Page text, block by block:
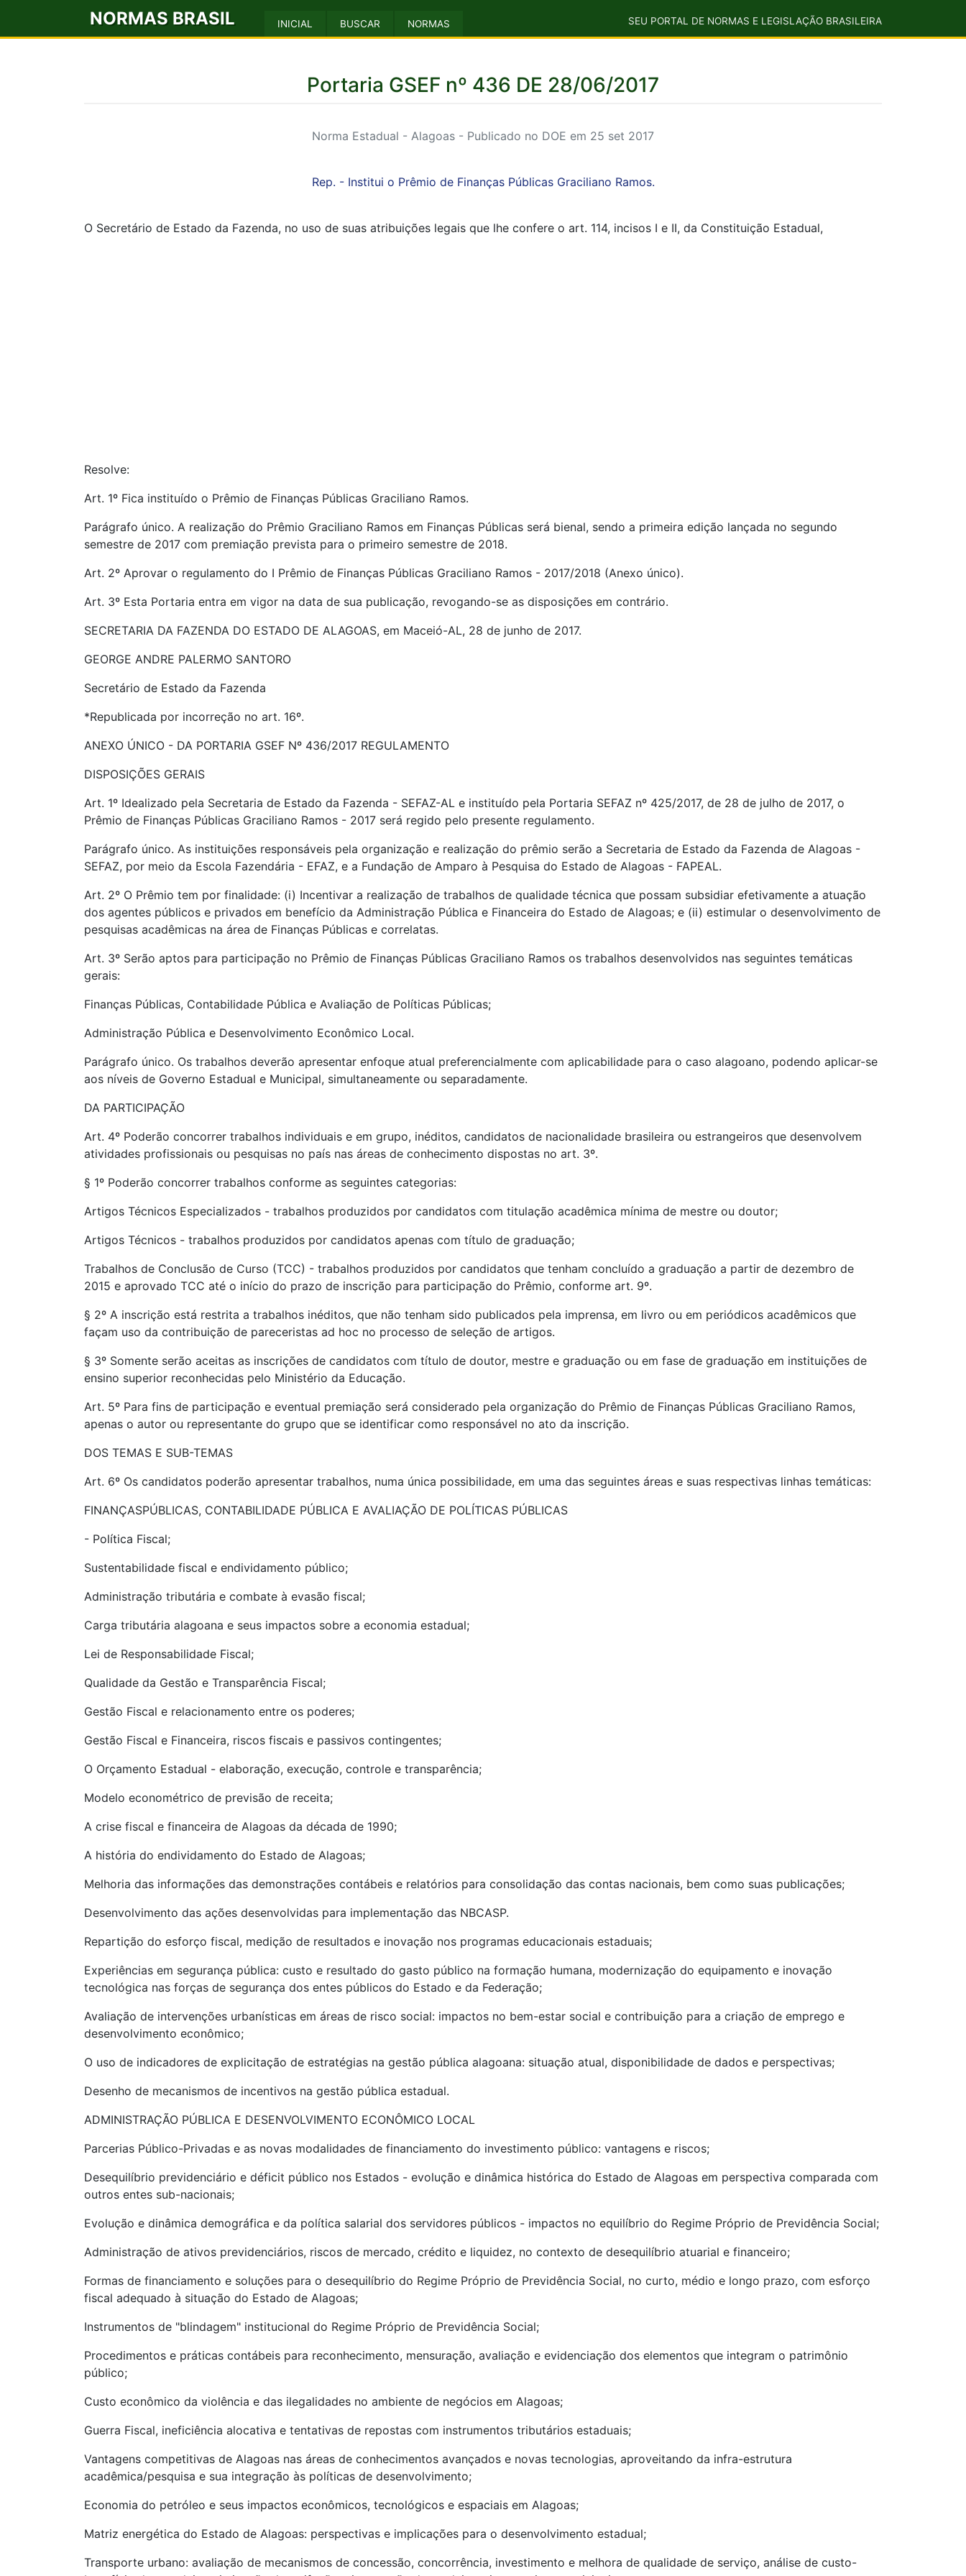
NORMAS BRASIL INICIAL BUSCAR NORMAS SEU PORTAL DE NORMAS E LEGISLAÇÃO BRASILEIRA
Portaria GSEF nº 436 DE 28/06/2017
Norma Estadual - Alagoas - Publicado no DOE em 25 set 2017
Rep. - Institui o Prêmio de Finanças Públicas Graciliano Ramos.
O Secretário de Estado da Fazenda, no uso de suas atribuições legais que lhe confere o art. 114, incisos I e II, da Constituição Estadual,
Resolve:
Art. 1º Fica instituído o Prêmio de Finanças Públicas Graciliano Ramos.
Parágrafo único. A realização do Prêmio Graciliano Ramos em Finanças Públicas será bienal, sendo a primeira edição lançada no segundo
semestre de 2017 com premiação prevista para o primeiro semestre de 2018.
Art. 2º Aprovar o regulamento do I Prêmio de Finanças Públicas Graciliano Ramos - 2017/2018 (Anexo único).
Art. 3º Esta Portaria entra em vigor na data de sua publicação, revogando-se as disposições em contrário.
SECRETARIA DA FAZENDA DO ESTADO DE ALAGOAS, em Maceió-AL, 28 de junho de 2017.
GEORGE ANDRE PALERMO SANTORO
Secretário de Estado da Fazenda
*Republicada por incorreção no art. 16º.
ANEXO ÚNICO - DA PORTARIA GSEF Nº 436/2017 REGULAMENTO
DISPOSIÇÕES GERAIS
Art. 1º Idealizado pela Secretaria de Estado da Fazenda - SEFAZ-AL e instituído pela Portaria SEFAZ nº 425/2017, de 28 de julho de 2017, o
Prêmio de Finanças Públicas Graciliano Ramos - 2017 será regido pelo presente regulamento.
Parágrafo único. As instituições responsáveis pela organização e realização do prêmio serão a Secretaria de Estado da Fazenda de Alagoas -
SEFAZ, por meio da Escola Fazendária - EFAZ, e a Fundação de Amparo à Pesquisa do Estado de Alagoas - FAPEAL.
Art. 2º O Prêmio tem por finalidade: (i) Incentivar a realização de trabalhos de qualidade técnica que possam subsidiar efetivamente a atuação
dos agentes públicos e privados em benefício da Administração Pública e Financeira do Estado de Alagoas; e (ii) estimular o desenvolvimento de
pesquisas acadêmicas na área de Finanças Públicas e correlatas.
Art. 3º Serão aptos para participação no Prêmio de Finanças Públicas Graciliano Ramos os trabalhos desenvolvidos nas seguintes temáticas
gerais:
Finanças Públicas, Contabilidade Pública e Avaliação de Políticas Públicas;
Administração Pública e Desenvolvimento Econômico Local.
Parágrafo único. Os trabalhos deverão apresentar enfoque atual preferencialmente com aplicabilidade para o caso alagoano, podendo aplicar-se
aos níveis de Governo Estadual e Municipal, simultaneamente ou separadamente.
DA PARTICIPAÇÃO
Art. 4º Poderão concorrer trabalhos individuais e em grupo, inéditos, candidatos de nacionalidade brasileira ou estrangeiros que desenvolvem
atividades profissionais ou pesquisas no país nas áreas de conhecimento dispostas no art. 3º.
§ 1º Poderão concorrer trabalhos conforme as seguintes categorias:
Artigos Técnicos Especializados - trabalhos produzidos por candidatos com titulação acadêmica mínima de mestre ou doutor;
Artigos Técnicos - trabalhos produzidos por candidatos apenas com título de graduação;
Trabalhos de Conclusão de Curso (TCC) - trabalhos produzidos por candidatos que tenham concluído a graduação a partir de dezembro de
2015 e aprovado TCC até o início do prazo de inscrição para participação do Prêmio, conforme art. 9º.
§ 2º A inscrição está restrita a trabalhos inéditos, que não tenham sido publicados pela imprensa, em livro ou em periódicos acadêmicos que
façam uso da contribuição de pareceristas ad hoc no processo de seleção de artigos.
§ 3º Somente serão aceitas as inscrições de candidatos com título de doutor, mestre e graduação ou em fase de graduação em instituições de
ensino superior reconhecidas pelo Ministério da Educação.
Art. 5º Para fins de participação e eventual premiação será considerado pela organização do Prêmio de Finanças Públicas Graciliano Ramos,
apenas o autor ou representante do grupo que se identificar como responsável no ato da inscrição.
DOS TEMAS E SUB-TEMAS
Art. 6º Os candidatos poderão apresentar trabalhos, numa única possibilidade, em uma das seguintes áreas e suas respectivas linhas temáticas:
FINANÇASPÚBLICAS, CONTABILIDADE PÚBLICA E AVALIAÇÃO DE POLÍTICAS PÚBLICAS
- Política Fiscal;
Sustentabilidade fiscal e endividamento público;
Administração tributária e combate à evasão fiscal;
Carga tributária alagoana e seus impactos sobre a economia estadual;
Lei de Responsabilidade Fiscal;
Qualidade da Gestão e Transparência Fiscal;
Gestão Fiscal e relacionamento entre os poderes;
Gestão Fiscal e Financeira, riscos fiscais e passivos contingentes;
O Orçamento Estadual - elaboração, execução, controle e transparência;
Modelo econométrico de previsão de receita;
A crise fiscal e financeira de Alagoas da década de 1990;
A história do endividamento do Estado de Alagoas;
Melhoria das informações das demonstrações contábeis e relatórios para consolidação das contas nacionais, bem como suas publicações;
Desenvolvimento das ações desenvolvidas para implementação das NBCASP.
Repartição do esforço fiscal, medição de resultados e inovação nos programas educacionais estaduais;
Experiências em segurança pública: custo e resultado do gasto público na formação humana, modernização do equipamento e inovação
tecnológica nas forças de segurança dos entes públicos do Estado e da Federação;
Avaliação de intervenções urbanísticas em áreas de risco social: impactos no bem-estar social e contribuição para a criação de emprego e
desenvolvimento econômico;
O uso de indicadores de explicitação de estratégias na gestão pública alagoana: situação atual, disponibilidade de dados e perspectivas;
Desenho de mecanismos de incentivos na gestão pública estadual.
ADMINISTRAÇÃO PÚBLICA E DESENVOLVIMENTO ECONÔMICO LOCAL
Parcerias Público-Privadas e as novas modalidades de financiamento do investimento público: vantagens e riscos;
Desequilíbrio previdenciário e déficit público nos Estados - evolução e dinâmica histórica do Estado de Alagoas em perspectiva comparada com
outros entes sub-nacionais;
Evolução e dinâmica demográfica e da política salarial dos servidores públicos - impactos no equilíbrio do Regime Próprio de Previdência Social;
Administração de ativos previdenciários, riscos de mercado, crédito e liquidez, no contexto de desequilíbrio atuarial e financeiro;
Formas de financiamento e soluções para o desequilíbrio do Regime Próprio de Previdência Social, no curto, médio e longo prazo, com esforço
fiscal adequado à situação do Estado de Alagoas;
Instrumentos de "blindagem" institucional do Regime Próprio de Previdência Social;
Procedimentos e práticas contábeis para reconhecimento, mensuração, avaliação e evidenciação dos elementos que integram o patrimônio
público;
Custo econômico da violência e das ilegalidades no ambiente de negócios em Alagoas;
Guerra Fiscal, ineficiência alocativa e tentativas de repostas com instrumentos tributários estaduais;
Vantagens competitivas de Alagoas nas áreas de conhecimentos avançados e novas tecnologias, aproveitando da infra-estrutura
acadêmica/pesquisa e sua integração às políticas de desenvolvimento;
Economia do petróleo e seus impactos econômicos, tecnológicos e espaciais em Alagoas;
Matriz energética do Estado de Alagoas: perspectivas e implicações para o desenvolvimento estadual;
Transporte urbano: avaliação de mecanismos de concessão, concorrência, investimento e melhora de qualidade de serviço, análise de custo-